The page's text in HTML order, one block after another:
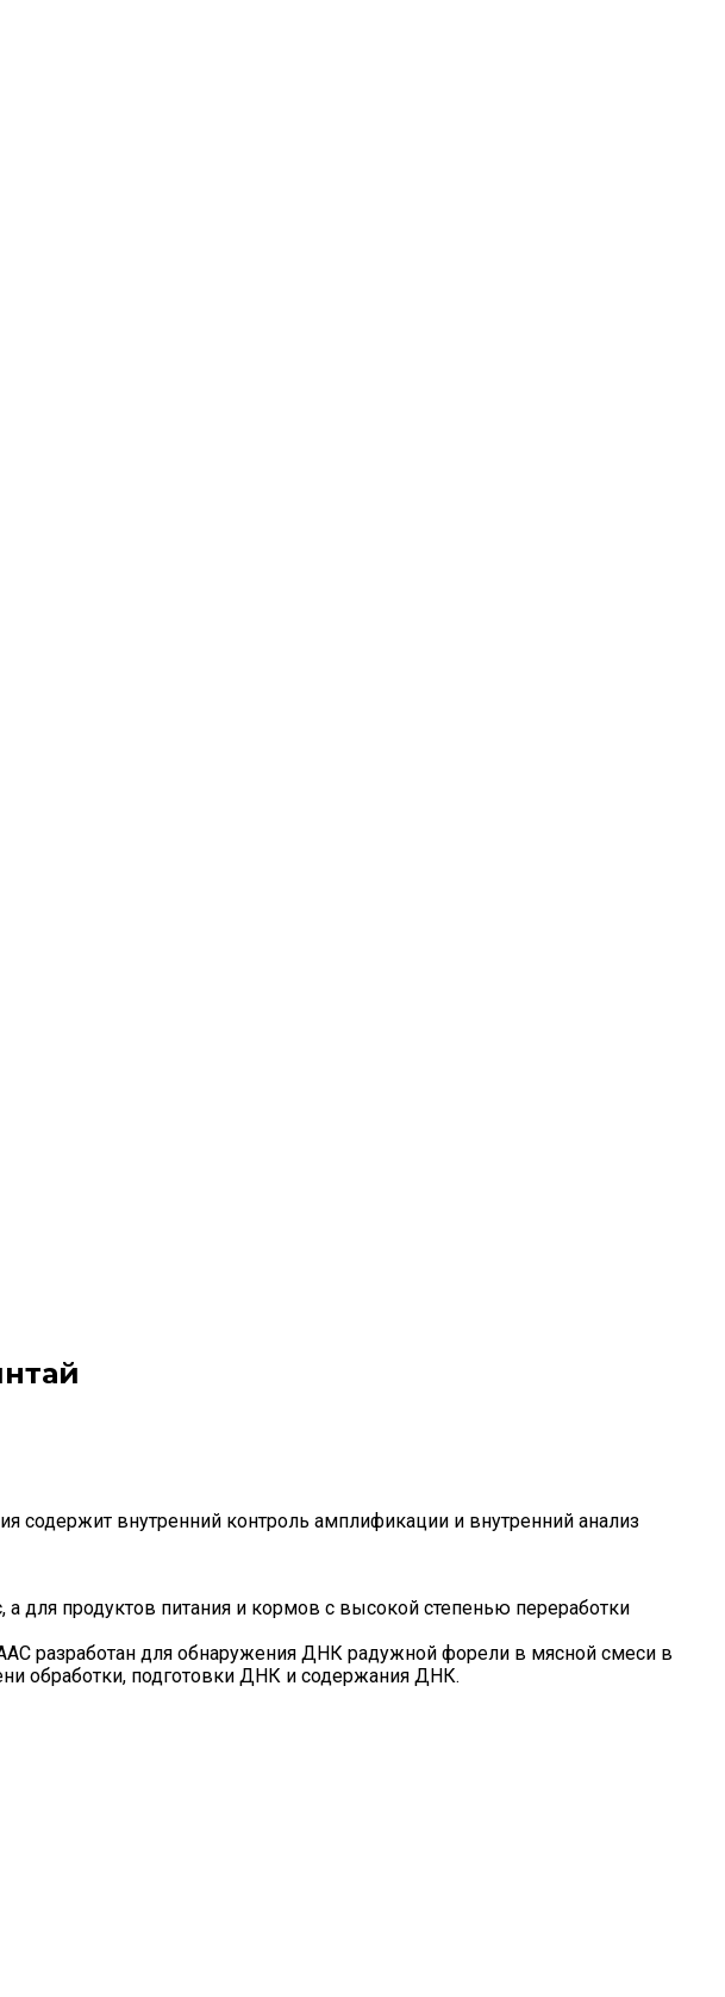
содержит внутренний контроль амплификации и внутренний анализ
для продуктов питания и кормов с высокой степенью переработки
разработан для обнаружения ДНК радужной форели в мясной смеси в
обработки, подготовки ДНК и содержания ДНК.